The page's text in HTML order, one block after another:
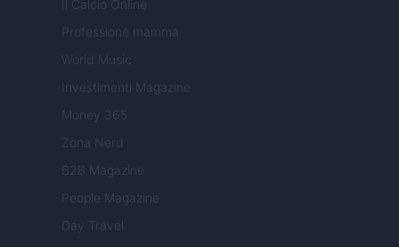
Il Calcio Online
Professione mamma
World Music
Investimenti Magazine
Money 365
Zona Nerd
B2B Magazine
People Magazine
Day Travel